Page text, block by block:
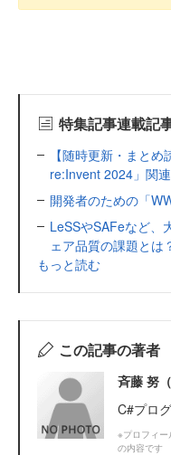
特集記事連載記
【随時更新・まと
re:Invent 2024」関
開発者のための「
LeSSやSAFeなど、
ェア品質の課題とは
もっと読む
この記事の著者
斉藤 努
C#プロ
※プロフィー
の内容です